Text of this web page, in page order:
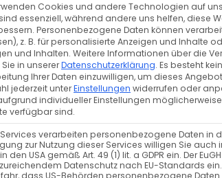
,Unkategorisiert
Cookies und andere Technologien auf
essenziell, während andere uns helfen, diese
Personenbezogene Daten können
z. B. für personalisierte Anzeigen und Inhalte
und Inhalten. Weitere Informationen über die
in unsererDatenschutzerklärung. Es besteht
Ihrer Daten einzuwilligen, um dieses
jederzeit unterEinstellungen widerrufen oder
individueller Einstellungen
verfügbar sind.
verarbeiten personenbezogene Daten in
zur Nutzung dieser Services willigen Sie auch
den USA gemäß Art. 49 (1) lit. a GDPR ein. Der
Datenschutz nach EU-Standards
dass US-Behörden personenbezogene Daten